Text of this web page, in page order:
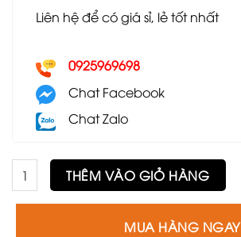
Liên hệ để có giá sỉ, lẻ tốt nhất
0925969698
Chat Facebook
Chat Zalo
Ghế Bar GB41 số lượng
THÊM VÀO GIỎ HÀNG
MUA HÀNG NGAY